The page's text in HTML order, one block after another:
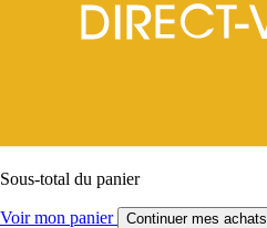
Sous-total du panier
Voir mon panier Continuer mes achats